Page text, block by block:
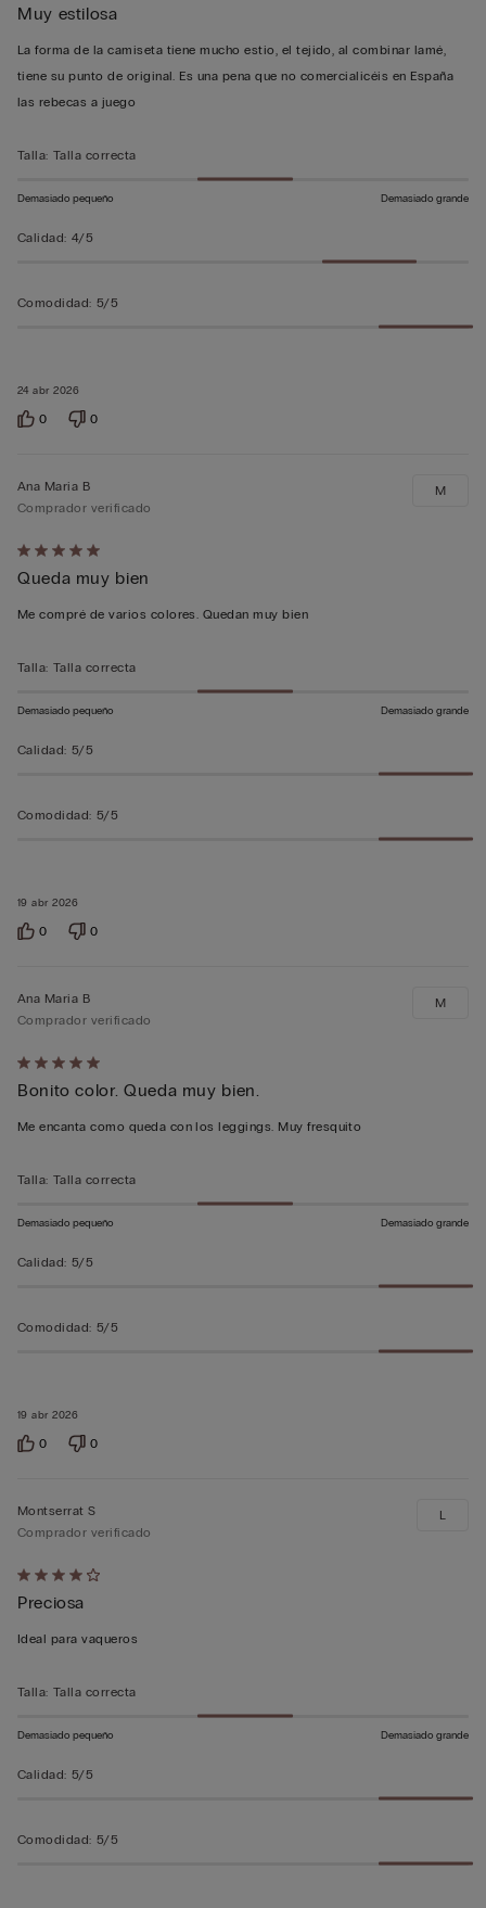
de
5
sobre
5
24 abr 2026
Muy estilosa
La forma de la camiseta tiene mucho estio, el tejido, al combinar lamé,
tiene su punto de original. Es una pena que no comercialicéis en España
las rebecas a juego
Talla: Talla correcta
Demasiado pequeño Demasiado grande
Calidad: 4/5
Comodidad: 5/5
0 0
Calificación
de
5
5
19 abr 2026
Ana Maria B
Comprador verificado
Queda muy bien
Me compré de varios colores. Quedan muy bien
M
Talla: Talla correcta
Demasiado pequeño Demasiado grande
Calidad: 5/5
Comodidad: 5/5
0 0
Calificación
de
5
5
19 abr 2026
Ana Maria B
Comprador verificado
Bonito color. Queda muy bien.
Me encanta como queda con los leggings. Muy fresquito
M
Talla: Talla correcta
Demasiado pequeño Demasiado grande
Calidad: 5/5
Comodidad: 5/5
0 0
Calificación
de
4
5
Montserrat S
Comprador verificado
Preciosa
Ideal para vaqueros
L
Talla: Talla correcta
Demasiado pequeño Demasiado grande
Calidad: 5/5
Comodidad: 5/5